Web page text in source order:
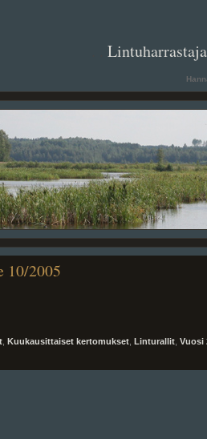
10/2005
Kuukausittaiset kertomukset Linturallit Vuosi